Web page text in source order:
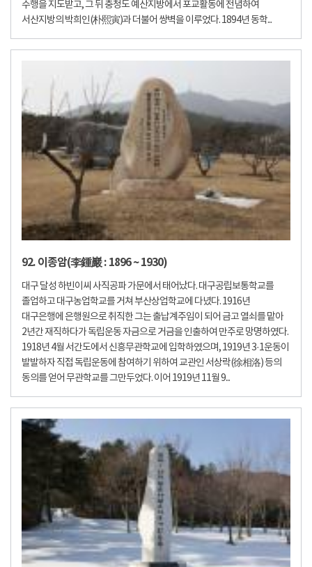
수행을 지도받고, 그 뒤 충청도 예산지방에서 포교활동에 전념하여
서산지방의 박희인(朴熙寅)과 더불어 쌍벽을 이루었다. 1894년 동학...
92. 이종암(李鍾巖 : 1896 ~ 1930)
대구 달성 하빈이씨 사직공파 가문에서 태어났다. 대구공립보통학교를
졸업하고 대구농업학교를 거쳐 부산상업학교에 다녔다. 1916년
대구은행에 은행원으로 취직한 그는 출납계주임이 되어 금고 열쇠를 맡아
2년간 재직하다가 독립운동 자금으로 거금을 인출하여 만주로 망명하였다.
1918년 4월 서간도에서 신흥무관학교에 입학하였으며, 1919년 3·1운동이
발발하자 직접 독립운동에 참여하기 위하여 교관인 서상락(徐相洛) 등의
동의를 얻어 무관학교를 그만두었다. 이어 1919년 11월 9...